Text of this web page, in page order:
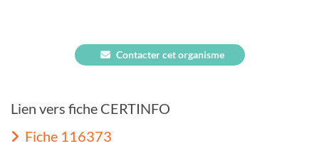
Contacter cet organisme
Lien vers fiche CERTINFO
Fiche 116373